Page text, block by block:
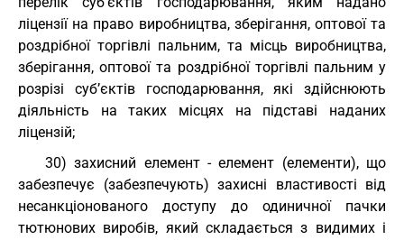
ліцензії на право виробництва, зберігання, оптової та
роздрібної торгівлі пальним, та місць виробництва,
зберігання, оптової та роздрібної торгівлі пальним у
розрізі суб’єктів господарювання, які здійснюють
діяльність на таких місцях на підставі наданих
ліцензій;
30) захисний елемент - елемент (елементи), що
забезпечує (забезпечують) захисні властивості від
несанкціонованого доступу до одиничної пачки
тютюнових виробів, який складається з видимих і